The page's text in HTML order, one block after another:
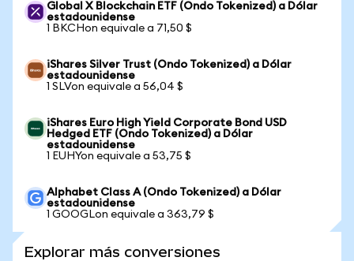
Global X Blockchain ETF (Ondo Tokenized) a Dólar
estadounidense
1 BKCHon equivale a 71,50 $
iShares Silver Trust (Ondo Tokenized) a Dólar
estadounidense
1 SLVon equivale a 56,04 $
iShares Euro High Yield Corporate Bond USD
Hedged ETF (Ondo Tokenized) a Dólar
estadounidense
1 EUHYon equivale a 53,75 $
Alphabet Class A (Ondo Tokenized) a Dólar
estadounidense
1 GOOGLon equivale a 363,79 $
Explorar más conversiones